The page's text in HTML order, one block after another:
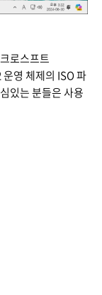
로스프트
영 체제의 ISO 파
있는 분들은 사용